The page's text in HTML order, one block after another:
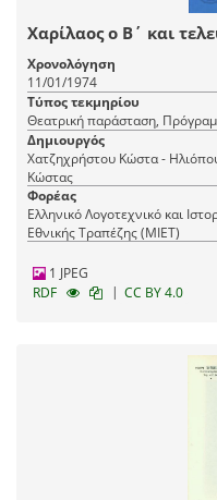
Χαρίλαος ο Β΄ και
Χρονολόγηση
11/01/1974
Τύπος τεκμηρίου
Θεατρική παράσταση,
Δημιουργός
Χατζηχρήστου Κώστα - Ηλιόπουλου Ντίνου
Κώστας
Φορέας
Ελληνικό Λογοτεχνικό και
Εθνικής Τραπέζης (ΜΙΕΤ)
1 JPEG
RDF
| CC BY 4.0